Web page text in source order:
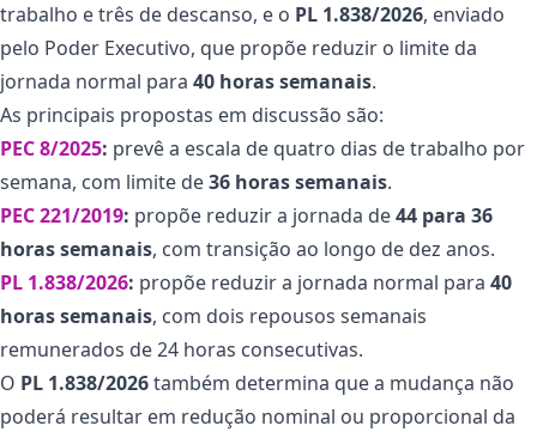
trabalho e três de descanso, e o PL 1.838/2026, enviado
pelo Poder Executivo, que propõe reduzir o limite da
jornada normal para 40 horas semanais.
As principais propostas em discussão são:
PEC 8/2025: prevê a escala de quatro dias de trabalho por
semana, com limite de36 horas semanais.
PEC 221/2019: propõe reduzir a jornada de44 para 36
horas semanais, com transição ao longo de dez anos.
PL 1.838/2026: propõe reduzir a jornada normal para 40
horas semanais, com dois repousos semanais
remunerados de 24 horas consecutivas.
O PL 1.838/2026também determina que a mudança não
poderá resultar em redução nominal ou proporcional da